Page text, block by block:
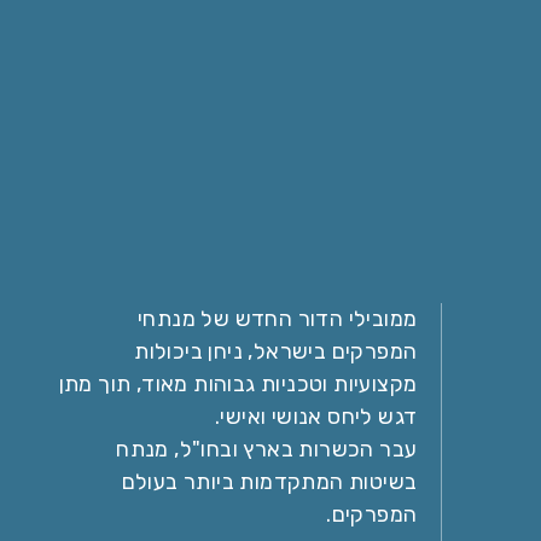
ממובילי הדור החדש של מנתחי
המפרקים בישראל, ניחן ביכולות
מקצועיות וטכניות גבוהות מאוד, תוך מתן
דגש ליחס אנושי ואישי.
עבר הכשרות בארץ ובחו"ל, מנתח
בשיטות המתקדמות ביותר בעולם
המפרקים.